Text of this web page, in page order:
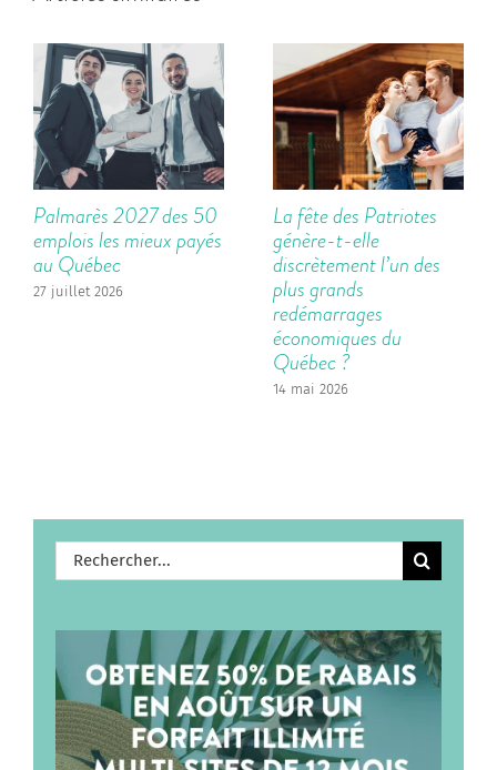
Palmarès 2027 des 50
emplois les mieux payés
au Québec
27 juillet 2026
La fête des Patriotes
génère-t-elle
discrètement l’un des
plus grands
redémarrages
économiques du
Québec ?
14 mai 2026
Rechercher: